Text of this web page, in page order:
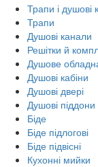
Трапи і душові
Трапи
Душові канали
Решітки й
Душове
Душові кабіни
Душові двері
Душові піддони
Біде
Біде підлогові
Біде підвісні
Кухонні мийки